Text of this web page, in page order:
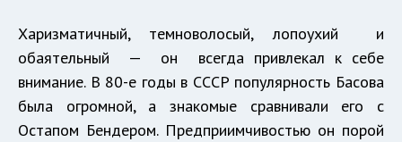
Харизматичный, темноволосый, лопоухий и
обаятельный — он всегда привлекал к себе
внимание. В 80-е годы в СССР популярность Басова
была огромной, а знакомые сравнивали его с
Остапом Бендером. Предприимчивостью он порой